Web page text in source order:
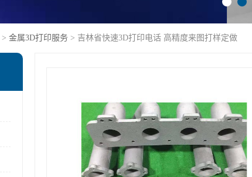
> 金属3D打印服务 > 吉林省快速3D打印电话 高精度来图打样定做